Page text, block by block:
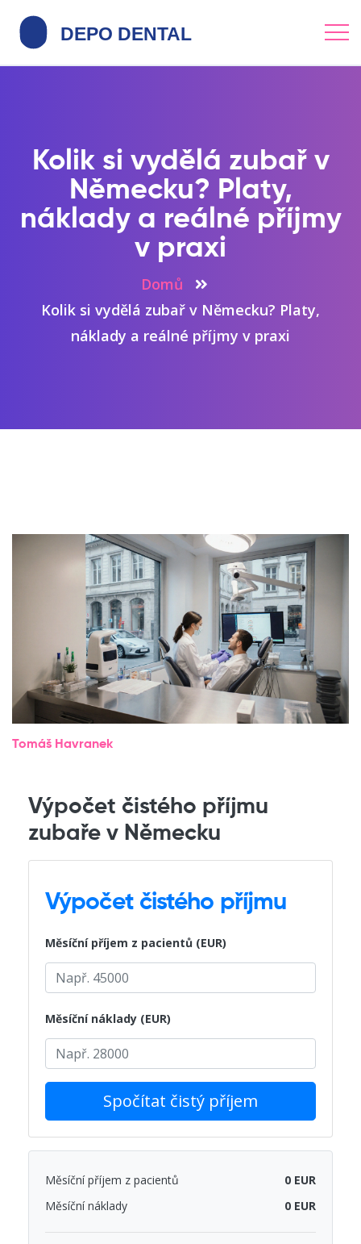
Kolik si vydělá zubař v
Německu? Platy,
náklady a reálné příjmy
v praxi
Domů
Kolik si vydělá zubař v Německu? Platy,
náklady a reálné příjmy v praxi
Tomáš Havranek
Výpočet čistého příjmu
zubaře v Německu
Výpočet čistého příjmu
Měsíční příjem z pacientů (EUR)
Měsíční náklady (EUR)
Spočítat čistý příjem
Měsíční příjem z pacientů
0 EUR
Měsíční náklady
0 EUR